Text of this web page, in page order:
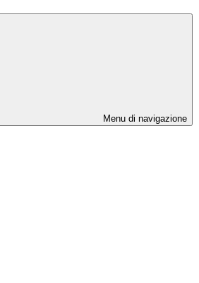
Menu di navigazione